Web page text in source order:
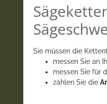
Sie müssen die
messen Sie an
messen Sie für
zählen Sie die